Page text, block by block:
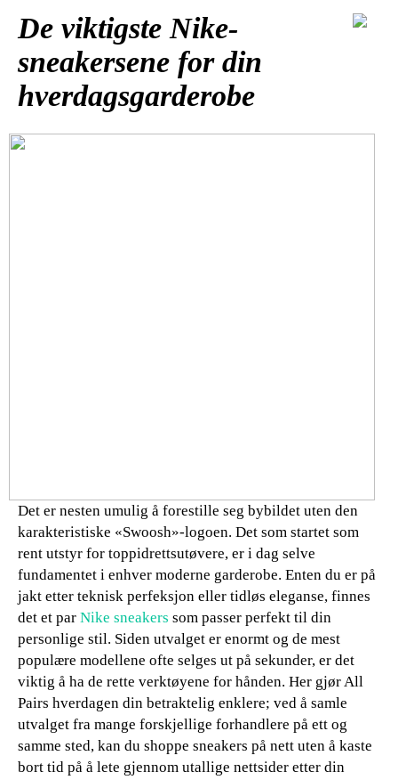
De viktigste Nike-
sneakersene for din
hverdagsgarderobe
Det er nesten umulig å forestille seg bybildet uten den
karakteristiske «Swoosh»-logoen. Det som startet som
rent utstyr for toppidrettsutøvere, er i dag selve
fundamentet i enhver moderne garderobe. Enten du er på
jakt etter teknisk perfeksjon eller tidløs eleganse, finnes
det et par Nike sneakers som passer perfekt til din
personlige stil. Siden utvalget er enormt og de mest
populære modellene ofte selges ut på sekunder, er det
viktig å ha de rette verktøyene for hånden. Her gjør All
Pairs hverdagen din betraktelig enklere; ved å samle
utvalget fra mange forskjellige forhandlere på ett og
samme sted, kan du shoppe sneakers på nett uten å kaste
bort tid på å lete gjennom utallige nettsider etter din